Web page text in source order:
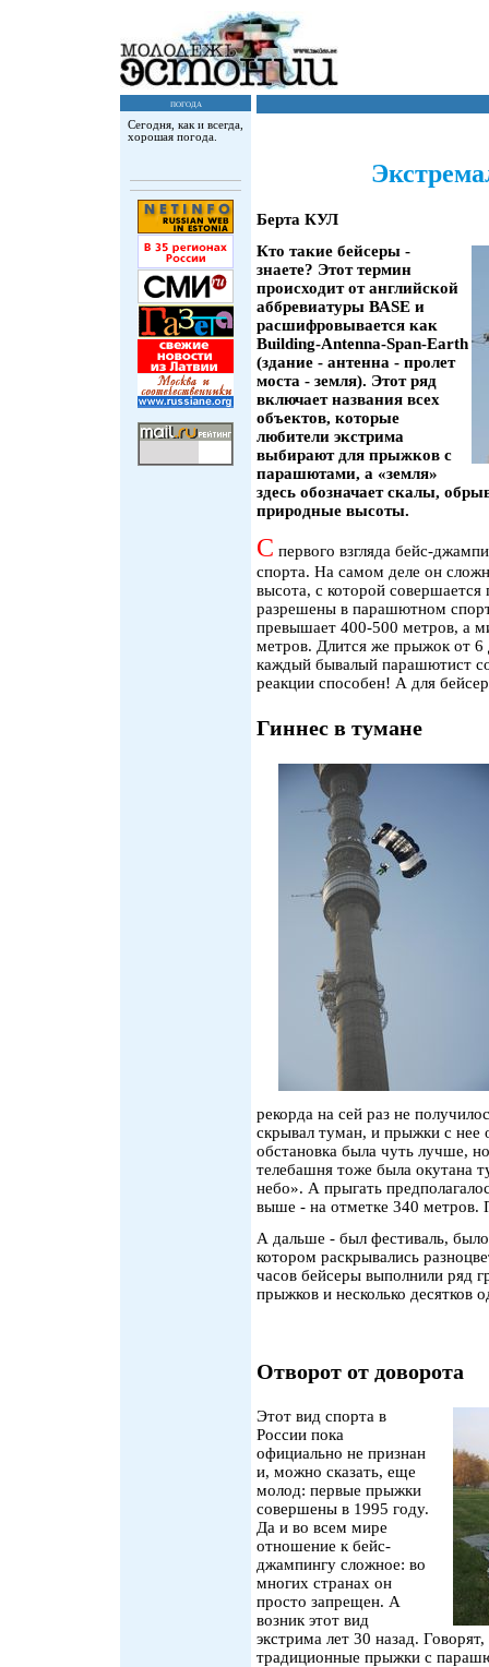
погода
Сегодня, как и всегда,
хорошая погода.
Берта КУЛ
Кто такие бейсеры -
знаете? Этот термин
происходит от английской
аббревиатуры ВАSЕ и
расшифровывается как
Building-Antenna-Span-Earth
(здание - антенна - пролет
моста - земля). Этот ряд
включает названия всех
объектов, которые
любители экстрима
выбирают для прыжков с
парашютами, а «земля»
здесь обозначает скалы,
природные высоты.
С первого взгляда бейс-
спорта. На самом деле он
высота, с которой
разрешены в парашютном
превышает 400-500 метров, а
метров. Длится же прыжок от 6
каждый бывалый парашютист
реакции способен! А для
Гиннес в тумане
рекорда на сей раз не
скрывал туман, и прыжки с нее
обстановка была чуть лучше,
телебашня тоже была окутана
небо». А прыгать
выше - на отметке 340 метров.
А дальше - был фестиваль,
котором раскрывались
часов бейсеры выполнили ряд
прыжков и несколько десятков
Отворот от доворота
Этот вид спорта в
России пока
официально не признан
и, можно сказать, еще
молод: первые прыжки
совершены в 1995 году.
Да и во всем мире
отношение к бейс-
джампингу сложное: во
многих странах он
просто запрещен. А
возник этот вид
экстрима лет 30 назад.
традиционные прыжки с